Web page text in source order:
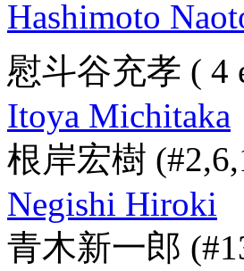
Hashimoto
慰斗谷充孝 ( 4
Itoya Michitaka
根岸宏樹
Negishi Hiroki
青木新一郎